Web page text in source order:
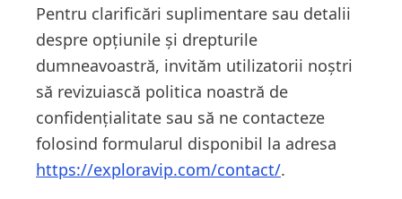
Pentru clarificări suplimentare sau detalii
despre opțiunile și drepturile
dumneavoastră, invităm utilizatorii noștri
să revizuiască politica noastră de
confidențialitate sau să ne contacteze
folosind formularul disponibil la adresa
https://exploravip.com/contact/.